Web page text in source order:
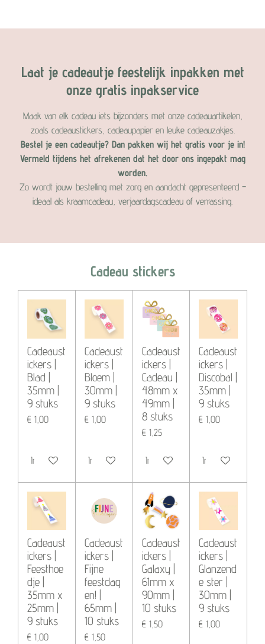
Laat je cadeautje feestelijk inpakken met
onze gratis inpakservice
Maak van elk cadeau iets bijzonders met onze cadeauartikelen,
zoals cadeaustickers, cadeaupapier en leuke cadeauzakjes.
Bestel je een cadeautje? Dan pakken wij het gratis voor je in!
Vermeld tijdens het afrekenen dat het door ons ingepakt mag
worden.
Zo wordt jouw bestelling met zorg en aandacht gepresenteerd –
ideaal als kraamcadeau, verjaardagscadeau of verrassing.
Cadeau stickers
Cadeaust
ickers |
Blad |
35mm |
9 stuks
€ 1,00
In winkelwagen
Cadeaust
ickers |
Bloem |
30mm |
9 stuks
€ 1,00
In winkelwagen
Cadeaust
ickers |
Cadeau |
48mm x
49mm |
8 stuks
€ 1,25
In winkelwagen
Cadeaust
ickers |
Discobal |
35mm |
9 stuks
€ 1,00
In winkelwagen
Cadeaust
ickers |
Feesthoe
dje |
35mm x
25mm |
9 stuks
€ 1,00
Cadeaust
ickers |
Fijne
feestdag
en! |
65mm |
10 stuks
€ 1,50
Cadeaust
ickers |
Galaxy |
61mm x
90mm |
10 stuks
€ 1,50
Cadeaust
ickers |
Glanzend
e ster |
30mm |
9 stuks
€ 1,00